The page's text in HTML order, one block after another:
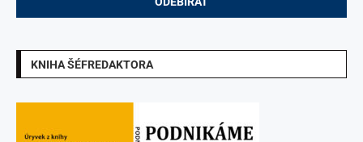
KNIHA ŠÉFREDAKTORA